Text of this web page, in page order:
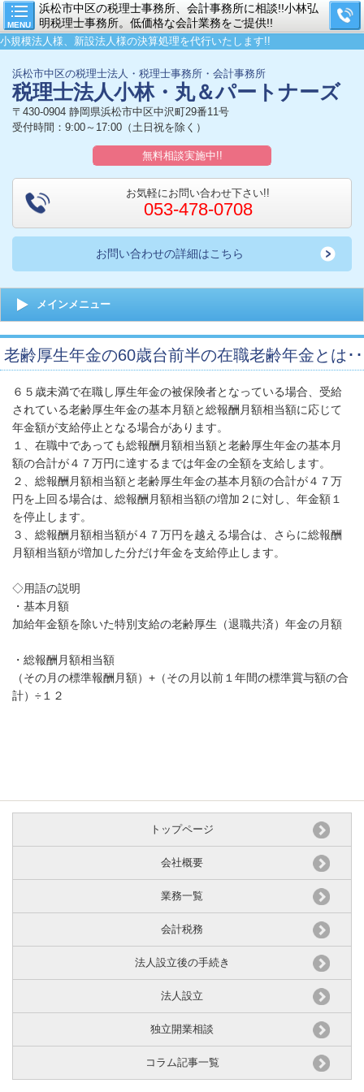
MENU
浜松市中区の税理士事務所、会計事務所に相談!!小林弘
明税理士事務所。低価格な会計業務をご提供!!
小規模法人様、新設法人様の決算処理を代行いたします!!
浜松市中区の税理士法人・税理士事務所・会計事務所
税理士法人小林・丸＆パートナーズ
〒430-0904 静岡県浜松市中区中沢町29番11号
受付時間：9:00～17:00（土日祝を除く）
無料相談実施中!!
お気軽にお問い合わせ下さい!!
053-478-0708
お問い合わせの詳細はこちら
メインメニュー
老齢厚生年金の60歳台前半の在職老齢年金とは･･
６５歳未満で在職し厚生年金の被保険者となっている場合、受給
されている老齢厚生年金の基本月額と総報酬月額相当額に応じて
年金額が支給停止となる場合があります。
１、在職中であっても総報酬月額相当額と老齢厚生年金の基本月
額の合計が４７万円に達するまでは年金の全額を支給します。
２、総報酬月額相当額と老齢厚生年金の基本月額の合計が４７万
円を上回る場合は、総報酬月額相当額の増加２に対し、年金額１
を停止します。
３、総報酬月額相当額が４７万円を越える場合は、さらに総報酬
月額相当額が増加した分だけ年金を支給停止します。
◇用語の説明
・基本月額
加給年金額を除いた特別支給の老齢厚生（退職共済）年金の月額
・総報酬月額相当額
（その月の標準報酬月額）+（その月以前１年間の標準賞与額の合
計）÷１２
トップページ
会社概要
業務一覧
会計税務
法人設立後の手続き
法人設立
独立開業相談
コラム記事一覧